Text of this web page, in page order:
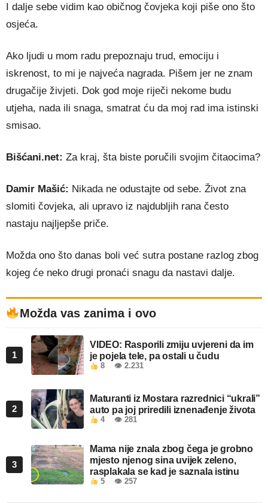
I dalje sebe vidim kao običnog čovjeka koji piše ono što
osjeća.
Ako ljudi u mom radu prepoznaju trud, emociju i
iskrenost, to mi je najveća nagrada. Pišem jer ne znam
drugačije živjeti. Dok god moje riječi nekome budu
utjeha, nada ili snaga, smatrat ću da moj rad ima istinski
smisao.
Bišćani.net: Za kraj, šta biste poručili svojim čitaocima?
Damir Mašić: Nikada ne odustajte od sebe. Život zna
slomiti čovjeka, ali upravo iz najdubljih rana često
nastaju najljepše priče.
Možda ono što danas boli već sutra postane razlog zbog
kojeg će neko drugi pronaći snagu da nastavi dalje.
Možda vas zanima i ovo
1
VIDEO: Rasporili zmiju uvjereni da im
je pojela tele, pa ostali u čudu
8 👁 2.231
2
Maturanti iz Mostara razrednici “ukrali”
auto pa joj priredili iznenađenje života
4 👁 281
3
Mama nije znala zbog čega je grobno
mjesto njenog sina uvijek zeleno,
rasplakala se kad je saznala istinu
5 👁 257